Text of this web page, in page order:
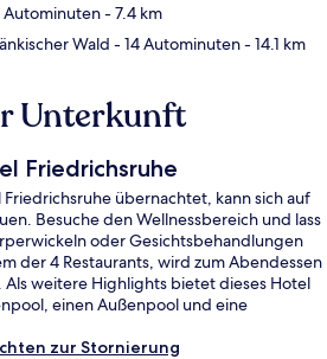
Autominuten- 7.4 km
Wald - 14 Autominuten- 14.1 km
Unterkunft
Friedrichsruhe
übernachtet, kann sich auf
Besuche den Wellnessbereich und lass
oder Gesichtsbehandlungen
der 4 Restaurants, wird zum Abendessen
Als weitere Highlights bietet dieses Hotel
einen Außenpool und eine
zur Stornierung